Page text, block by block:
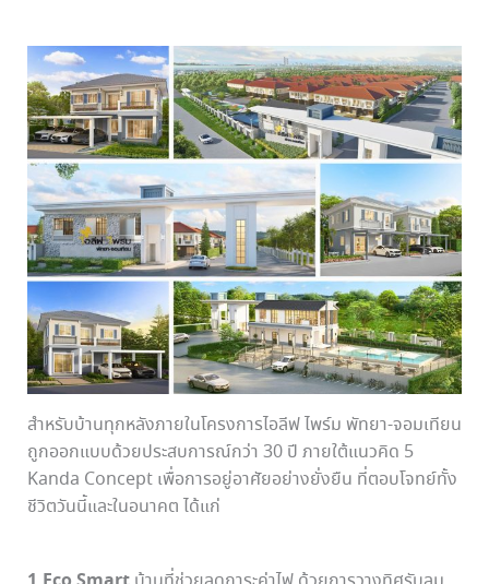
สำหรับบ้านทุกหลังภายในโครงการไอลีฟ ไพร์ม พัทยา-จอมเทียน
ถูกออกแบบด้วยประสบการณ์กว่า 30 ปี ภายใต้แนวคิด 5
Kanda Concept เพื่อการอยู่อาศัยอย่างยั่งยืน ที่ตอบโจทย์ทั้ง
ชีวิตวันนี้และในอนาคต ได้แก่